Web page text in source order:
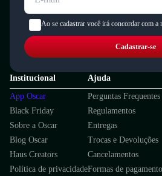
Ao se cadastrar você irá concordar com a
Cadastrar-se
Institucional
App Oscar
Black Friday
Sobre a Oscar
Blog Oscar
Haus Creators
Política de privacidade
Ajuda
Perguntas Frequentes
Regulamentos
Entregas
Trocas e Devoluções
Cancelamentos
Formas de pagamento